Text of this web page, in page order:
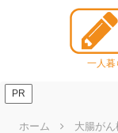
一人暮
PR
ホーム 大腸がん